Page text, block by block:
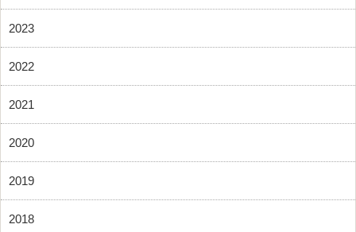
2023
2022
2021
2020
2019
2018